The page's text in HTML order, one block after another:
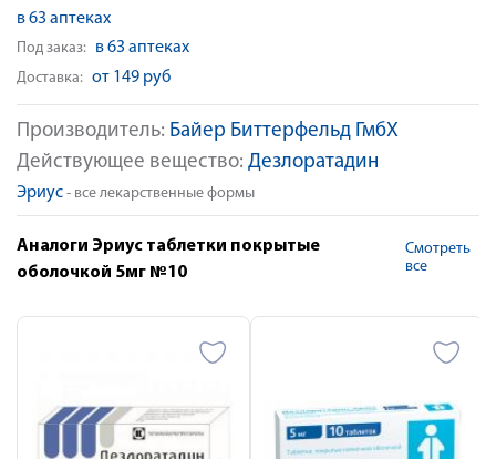
Производитель: Байер Биттерфельд ГмбХ
Действующее вещество: Дезлоратадин
Эриус - все лекарственные формы
в 63 аптеках
Под заказ: в 63 аптеках
Доставка: от 149 руб
Аналоги Эриус таблетки покрытые
оболочкой 5мг №10
Смотреть
все